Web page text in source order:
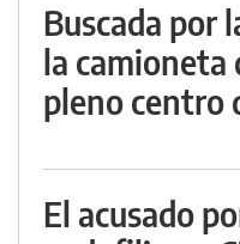
Buscada por
la camioneta
pleno centro
El acusado